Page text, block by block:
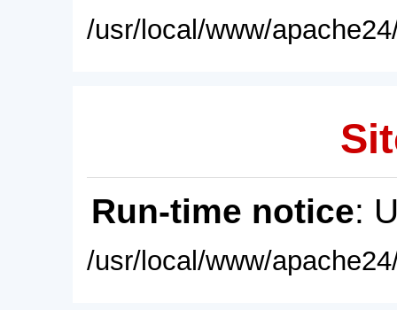
/usr/local/www/
Run-time notice:
/usr/local/www/